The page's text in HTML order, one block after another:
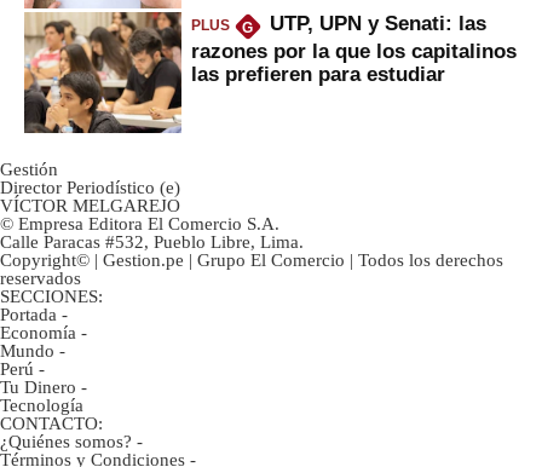
PLUS G
UTP, UPN y Senati: las
razones por la que los capitalinos
las prefieren para estudiar
Gestión
Director Periodístico (e)
VÍCTOR MELGAREJO
© Empresa Editora El Comercio S.A.
Calle Paracas #532, Pueblo Libre, Lima.
Copyright© | Gestion.pe | Grupo El Comercio | Todos los derechos
reservados
SECCIONES:
Portada -
Economía -
Mundo -
Perú -
Tu Dinero -
Tecnología
CONTACTO:
¿Quiénes somos? -
Términos y Condiciones -